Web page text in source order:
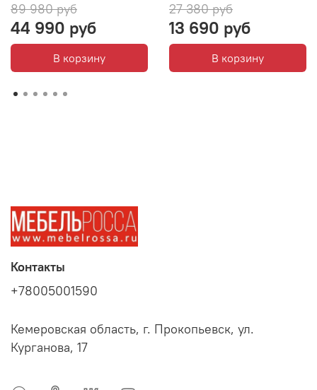
89 980 руб
44 990 руб
В корзину
27 380 руб
13 690 руб
В корзину
Контакты
+78005001590
Кемеровская область, г. Прокопьевск, ул.
Курганова, 17